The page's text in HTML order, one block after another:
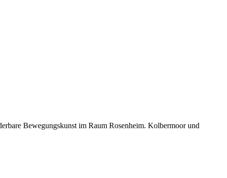
Bewegungskunst im Raum Rosenheim. Kolbermoor und